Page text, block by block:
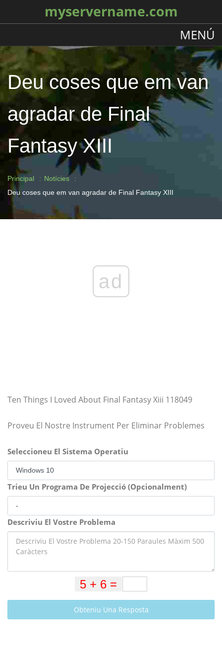
myservername.com
MENÚ
Deu coses que em van
agradar de Final
Fantasy XIII
Principal
Notícies
Deu coses que em van agradar de Final Fantasy XIII
ad
Ten Things I Loved About Final Fantasy Xiii 118049
Proveu El Nostre Instrument Per Eliminar Problemes
Seleccioneu El Sistema Operatiu
Trieu Un Programa De Projecció (Opcionalment)
Descriviu El Vostre Problema
Obteniu Una Resposta